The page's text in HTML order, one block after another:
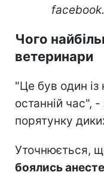
Чого
ветеринари
"Це був один
останній час", -
порятунку
Уточнюється,
боялись